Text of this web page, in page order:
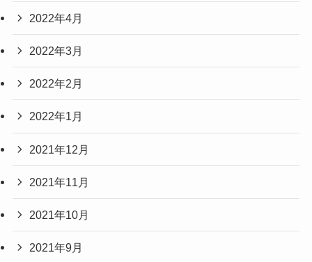
2022年4月
2022年3月
2022年2月
2022年1月
2021年12月
2021年11月
2021年10月
2021年9月